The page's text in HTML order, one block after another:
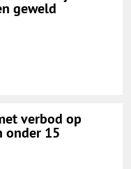
geweld
verbod op
onder 15